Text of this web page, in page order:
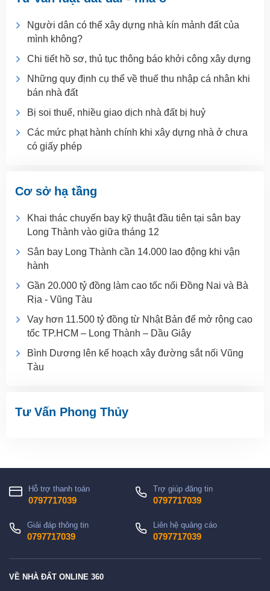
Người dân có thể xây dựng nhà kín mảnh đất của
mình không?
Chi tiết hồ sơ, thủ tục thông báo khởi công xây dựng
Những quy định cụ thể về thuế thu nhập cá nhân khi
bán nhà đất
Bị soi thuế, nhiều giao dịch nhà đất bị huỷ
Các mức phạt hành chính khi xây dựng nhà ở chưa
có giấy phép
Cơ sở hạ tầng
Khai thác chuyến bay kỹ thuật đầu tiên tại sân bay
Long Thành vào giữa tháng 12
Sân bay Long Thành cần 14.000 lao động khi vận
hành
Gần 20.000 tỷ đồng làm cao tốc nối Đồng Nai và Bà
Rịa - Vũng Tàu
Vay hơn 11.500 tỷ đồng từ Nhật Bản để mở rộng cao
tốc TP.HCM – Long Thành – Dầu Giây
Bình Dương lên kế hoạch xây đường sắt nối Vũng
Tàu
Tư Vấn Phong Thủy
Hỗ trợ thanh toán
0797717039
Trợ giúp đăng tin
0797717039
Giải đáp thông tin
0797717039
Liên hệ quảng cáo
0797717039
VỀ NHÀ ĐẤT ONLINE 360